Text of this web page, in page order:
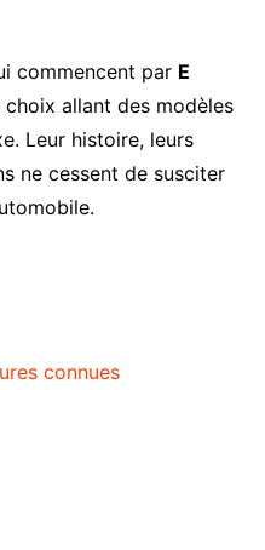
commencent par E
allant des modèles
Leur histoire, leurs
ne cessent de susciter
connues